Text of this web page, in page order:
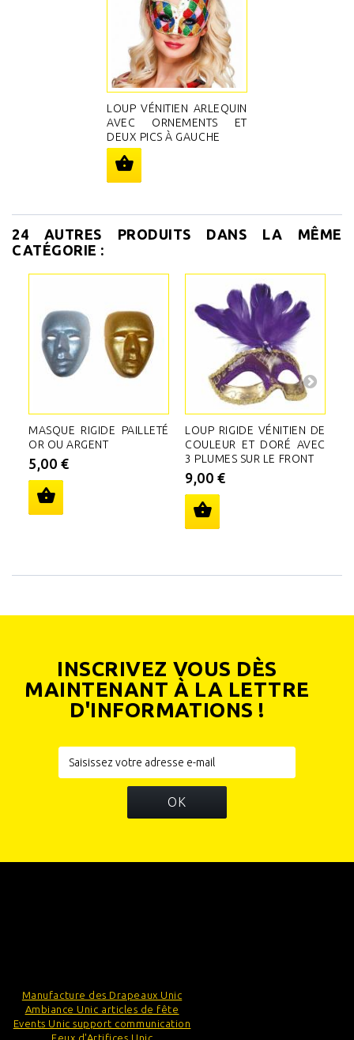
LOUP VÉNITIEN ARLEQUIN
AVEC ORNEMENTS ET
DEUX PICS À GAUCHE
24 AUTRES PRODUITS DANS LA MÊME
CATÉGORIE :
MASQUE RIGIDE PAILLETÉ
OR OU ARGENT
5,00 €
LOUP RIGIDE VÉNITIEN DE
COULEUR ET DORÉ AVEC
3 PLUMES SUR LE FRONT
9,00 €
INSCRIVEZ VOUS DÈS
MAINTENANT À LA LETTRE
D'INFORMATIONS !
OK
Manufacture des Drapeaux Unic
Ambiance Unic articles de fête
Events Unic support communication
Feux d'Artifices Unic